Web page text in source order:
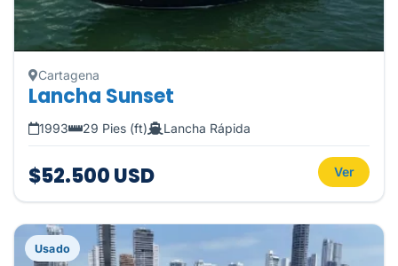
Cartagena
Lancha Sunset
1993 29 Pies (ft) Lancha Rápida
$52.500 USD Ver
Usado